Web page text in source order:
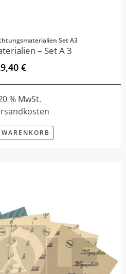
Set A3
– Set A 3
€
% MwSt.